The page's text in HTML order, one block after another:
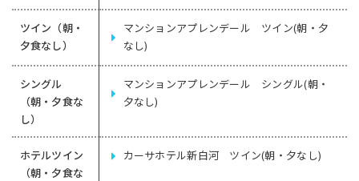
ツイン（朝・
夕食なし）
マンションアプレンデール ツイン(朝・夕
なし)
シングル
（朝・夕食な
し）
マンションアプレンデール シングル(朝・
夕なし)
ホテルツイン
（朝・夕食な
カーサホテル新白河 ツイン(朝・夕なし)